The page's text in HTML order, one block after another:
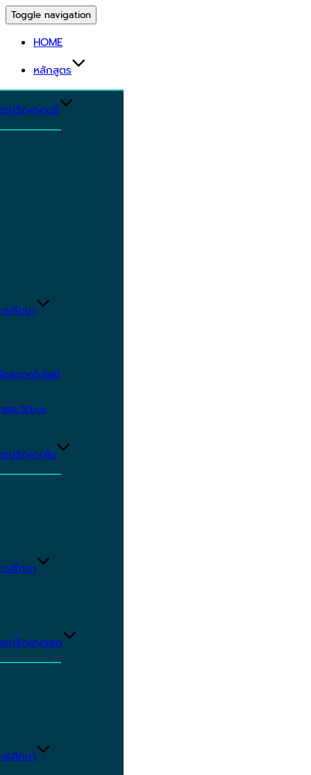
Toggle navigation
HOME
หลักสูตร
รปริญญาตรี
รศึกษา
ะเทคโนโลยี
และวัฒนะ
รปริญญาโท
รศึกษา
รปริญญาเอก
รศึกษา